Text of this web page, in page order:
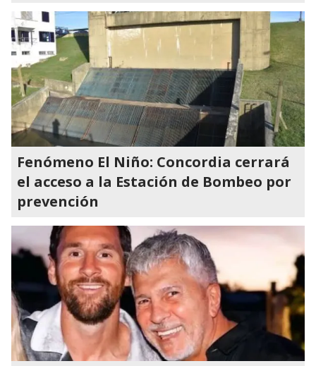
Fenómeno El Niño: Concordia cerrará
el acceso a la Estación de Bombeo por
prevención